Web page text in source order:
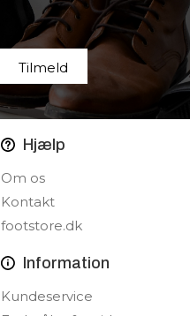
Hjælp
Om os
Kontakt
footstore.dk
Information
Kundeservice